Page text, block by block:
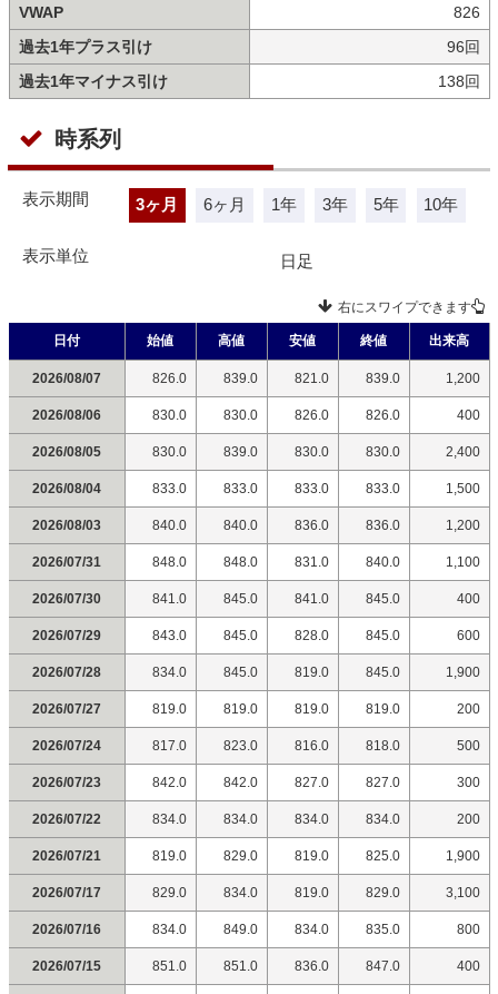
VWAP
826
過去1年プラス引け
96回
過去1年マイナス引け
138回
時系列
表示期間 3ヶ月 6ヶ月 1年 3年 5年 10年
表示単位 日足
右にスワイプできます
日付 始値 高値 安値 終値 出来高
2026/08/07 826.0 839.0 821.0 839.0 1,200
2026/08/06 830.0 830.0 826.0 826.0 400
2026/08/05 830.0 839.0 830.0 830.0 2,400
2026/08/04 833.0 833.0 833.0 833.0 1,500
2026/08/03 840.0 840.0 836.0 836.0 1,200
2026/07/31 848.0 848.0 831.0 840.0 1,100
2026/07/30 841.0 845.0 841.0 845.0 400
2026/07/29 843.0 845.0 828.0 845.0 600
2026/07/28 834.0 845.0 819.0 845.0 1,900
2026/07/27 819.0 819.0 819.0 819.0 200
2026/07/24 817.0 823.0 816.0 818.0 500
2026/07/23 842.0 842.0 827.0 827.0 300
2026/07/22 834.0 834.0 834.0 834.0 200
2026/07/21 819.0 829.0 819.0 825.0 1,900
2026/07/17 829.0 834.0 819.0 829.0 3,100
2026/07/16 834.0 849.0 834.0 835.0 800
2026/07/15 851.0 851.0 836.0 847.0 400